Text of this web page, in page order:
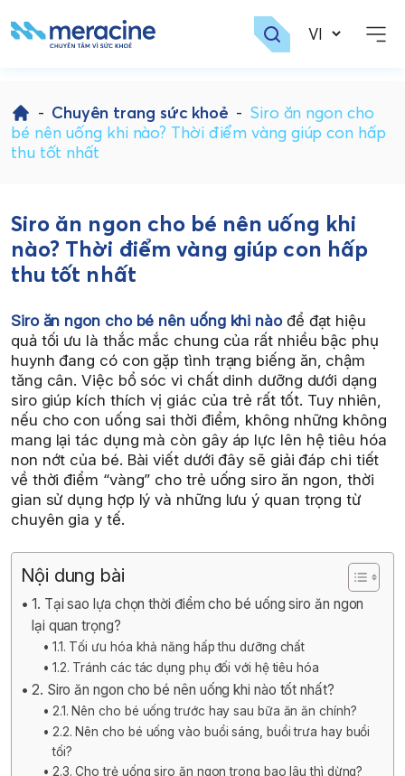
to
content
- Chuyên trang sức khoẻ - Siro ăn ngon cho
bé nên uống khi nào? Thời điểm vàng giúp con hấp
thu tốt nhất
Siro ăn ngon cho bé nên uống khi
nào? Thời điểm vàng giúp con hấp
thu tốt nhất
Siro ăn ngon cho bé nên uống khi nàođể đạt hiệu
quả tối ưu là thắc mắc chung của rất nhiều bậc phụ
huynh đang có con gặp tình trạng biếng ăn, chậm
tăng cân. Việc bổ sóc vi chất dinh dưỡng dưới dạng
siro giúp kích thích vị giác của trẻ rất tốt. Tuy nhiên,
nếu cho con uống sai thời điểm, không những không
mang lại tác dụng mà còn gây áp lực lên hệ tiêu hóa
non nớt của bé. Bài viết dưới đây sẽ giải đáp chi tiết
về thời điểm “vàng” cho trẻ uống siro ăn ngon, thời
gian sử dụng hợp lý và những lưu ý quan trọng từ
chuyên gia y tế.
Nội dung bài
1. Tại sao lựa chọn thời điểm cho bé uống siro ăn ngon
lại quan trọng?
1.1. Tối ưu hóa khả năng hấp thu dưỡng chất
1.2. Tránh các tác dụng phụ đối với hệ tiêu hóa
2. Siro ăn ngon cho bé nên uống khi nào tốt nhất?
2.1. Nên cho bé uống trước hay sau bữa ăn ăn chính?
2.2. Nên cho bé uống vào buổi sáng, buổi trưa hay buổi
tối?
2.3. Cho trẻ uống siro ăn ngon trong bao lâu thì dừng?